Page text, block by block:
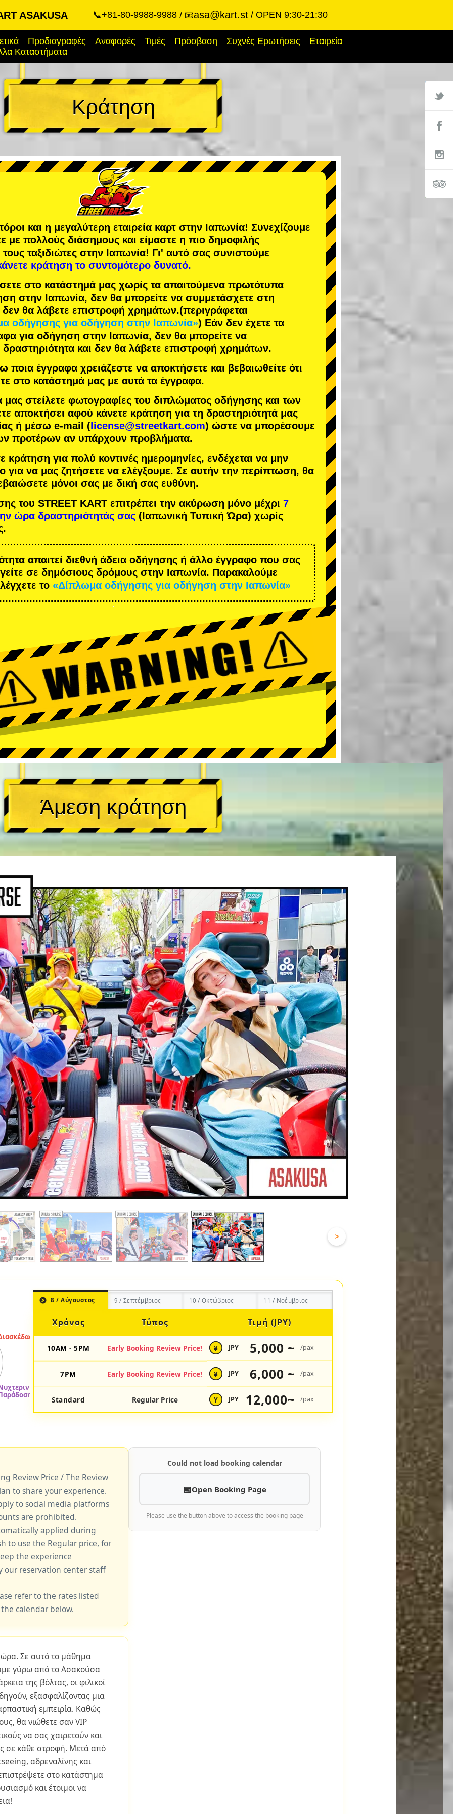
ASAKUSA 📞+81-80-9988-9988 📧asa@kart.st OPEN 9:30-21:30
Προδιαγραφές Αναφορές Τιμές Πρόσβαση Συχνές Ερωτήσεις
Εταιρεία
Καταστήματα
Κράτηση
και η μεγαλύτερη εταιρεία καρτ στην Ιαπωνία! Συνεχίζουμε
με πολλούς διάσημους και είμαστε η πιο δημοφιλής
ταξιδιώτες στην Ιαπωνία! Γι' αυτό σας συνιστούμε
κράτηση το συντομότερο δυνατό.
στο κατάστημά μας χωρίς τα απαιτούμενα πρωτότυπα
στην Ιαπωνία, δεν θα μπορείτε να συμμετάσχετε στη
δεν θα λάβετε επιστροφή χρημάτων.(περιγράφεται
οδήγησης για οδήγηση στην Ιαπωνία») Εάν δεν έχετε τα
για οδήγηση στην Ιαπωνία, δεν θα μπορείτε να
και δεν θα λάβετε επιστροφή χρημάτων.
ποια έγγραφα χρειάζεστε να αποκτήσετε και βεβαιωθείτε ότι
στο κατάστημά μας με αυτά τα έγγραφα.
μας στείλετε φωτογραφίες του διπλώματος οδήγησης και των
αποκτήσει αφού κάνετε κράτηση για τη δραστηριότητά μας
ή μέσω e-mail ( license@streetkart.com) ώστε να μπορέσουμε
προτέρων αν υπάρχουν προβλήματα.
κράτηση για πολύ κοντινές ημερομηνίες, ενδέχεται να μην
για να μας ζητήσετε να ελέγξουμε. Σε αυτήν την περίπτωση, θα
μόνοι σας με δική σας ευθύνη.
του STREET KART επιτρέπει την ακύρωση μόνο μέχρι 7
ώρα δραστηριότητάς σας (Ιαπωνική Τυπική Ώρα) χωρίς
απαιτεί διεθνή άδεια οδήγησης ή άλλο έγγραφο που σας
σε δημόσιους δρόμους στην Ιαπωνία. Παρακαλούμε
το «Δίπλωμα οδήγησης για οδήγηση στην Ιαπωνία»
Άμεση κράτηση
>
8 / Αύγουστος 9 / Σεπτέμβριος 10 / Οκτώβριος 11 / Νοέμβριος
Χρόνος Τύπος Τιμή (JPY)
10AM - 5PM Early Booking Review Price! ¥ JPY 5,000 ~ /pax
7PM Early Booking Review Price! ¥ JPY 6,000 ~ /pax
Standard Regular Price ¥ JPY 12,000~ /pax
Review Price / The Review
to share your experience.
to social media platforms
are prohibited.
applied during
to use the Regular price, for
the experience
our reservation center staff
refer to the rates listed
calendar below.
Σε αυτό το μάθημα
γύρω από το Ασακούσα
της βόλτας, οι φιλικοί
εξασφαλίζοντας μια
εμπειρία. Καθώς
θα νιώθετε σαν VIP
να σας χαιρετούν και
σε κάθε στροφή. Μετά από
αδρεναλίνης και
στο κατάστημα
και έτοιμοι να
Could not load booking calendar
Open Booking Page
Please use the button above to access the booking page